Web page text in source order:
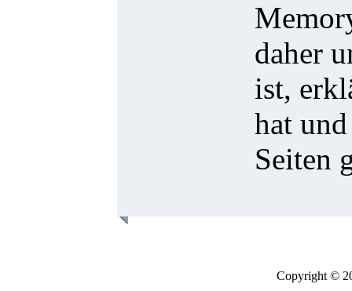
daher
ist,
hat
Seiten
Copyright ©